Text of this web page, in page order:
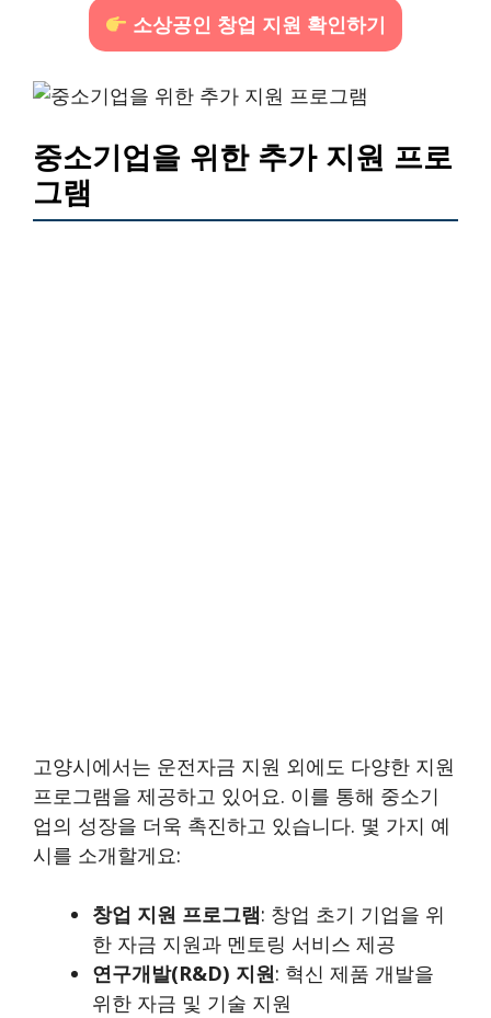
소상공인 창업 지원 확인하기
중소기업을 위한 추가 지원 프로
그램
고양시에서는 운전자금 지원 외에도 다양한 지원
프로그램을 제공하고 있어요. 이를 통해 중소기
업의 성장을 더욱 촉진하고 있습니다. 몇 가지 예
시를 소개할게요:
창업 지원 프로그램: 창업 초기 기업을 위
한 자금 지원과 멘토링 서비스 제공
연구개발(R&D) 지원: 혁신 제품 개발을
위한 자금 및 기술 지원